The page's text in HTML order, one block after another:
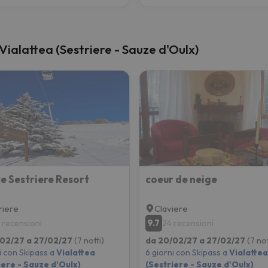
(Sestriere - Sauze d'Oulx)
Sestriere Resort
recensioni
27 a 27/02/27 (7 notti)
Skipass a Vialattea
- Sauze d'Oulx)
coeur de neige
Claviere
9.7 24 recensioni
da 20/02/27 a 27/02/27 (7
6 giorni con Skipass a Vialattea
(Sestriere - Sauze d'Oulx)